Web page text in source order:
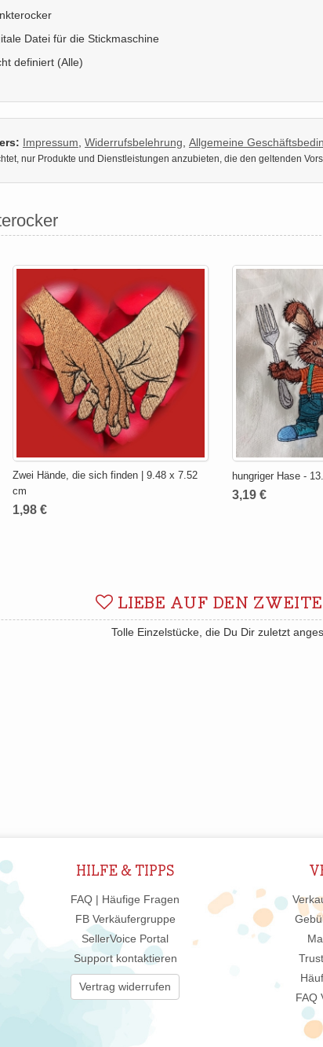
Datei für die Stickmaschine
definiert (Alle)
Impressum Widerrufsbelehrung Allgemeine
nur Produkte und Dienstleistungen anzubieten, die den geltenden
Zwei Hände, die sich finden | 9.48 x 7.52
cm
1,98 €
hungriger Hase -
3,19 €
LIEBE AUF DEN
Tolle Einzelstücke, die Du Dir zuletzt
HILFE & TIPPS
FAQ | Häufige Fragen
FB Verkäufergruppe
SellerVoice Portal
Support kontaktieren
Vertrag widerrufen
FAQ